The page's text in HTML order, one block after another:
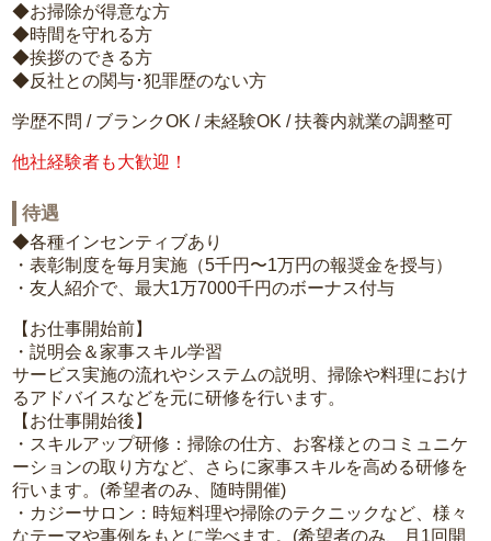
◆お掃除が得意な方
◆時間を守れる方
◆挨拶のできる方
◆反社との関与･犯罪歴のない方
学歴不問 / ブランクOK / 未経験OK / 扶養内就業の調整可
他社経験者も大歓迎！
待遇
◆各種インセンティブあり
・表彰制度を毎月実施（5千円〜1万円の報奨金を授与）
・友人紹介で、最大1万7000千円のボーナス付与
【お仕事開始前】
・説明会＆家事スキル学習
サービス実施の流れやシステムの説明、掃除や料理におけ
るアドバイスなどを元に研修を行います。
【お仕事開始後】
・スキルアップ研修：掃除の仕方、お客様とのコミュニケ
ーションの取り方など、さらに家事スキルを高める研修を
行います。(希望者のみ、随時開催)
・カジーサロン：時短料理や掃除のテクニックなど、様々
なテーマや事例をもとに学べます。(希望者のみ、月1回開